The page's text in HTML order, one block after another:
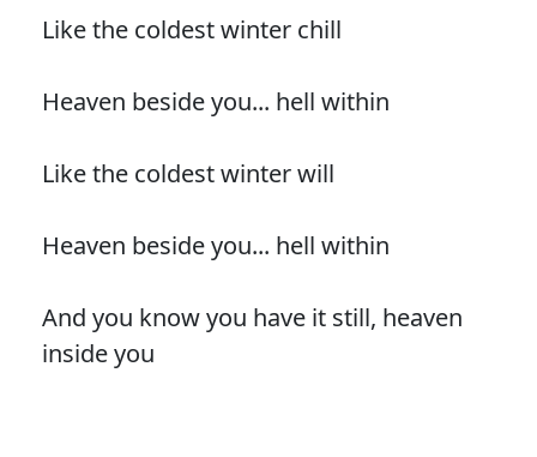
Like the coldest winter chill
Heaven beside you... hell within
Like the coldest winter will
Heaven beside you... hell within
And you know you have it still, heaven
inside you